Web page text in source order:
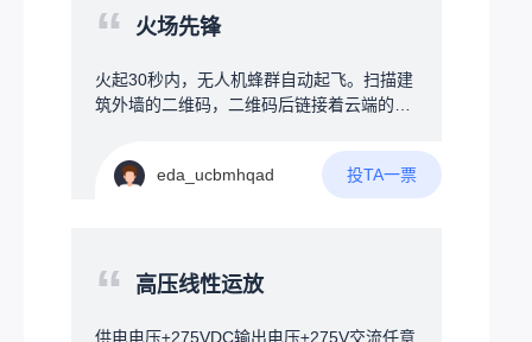
接标注货物在哪排哪层，不用扯着嗓子满仓
说：“帮我找一下墙上打孔的那种小黄螺
丝”，AI立刻匹配到正确物料，并在地图上标
实用的功能。顾客不知道名字？拿旧零件直
接对着屏幕摄像头拍照，系统自动识别图片
了自动弹提醒，语音喊一嗓子“还剩3个，该
补货了！”；智能盘点：手机扫码或拍照，系
“ 火场先锋
火起30秒内，无人机蜂群自动起飞。扫描建
筑外墙的二维码，二维码后链接着云端的建
在哪、房间分布、当前火点、人员手机定
位。用定向电磁波穿透建筑，将险情告知在
房间睡觉的人，厕所玩手机的人，一团乱哄
点：技术可行，但需跨越"运营商合作"和"消
个人都生气，运用了地震时强制接管你手机
eda_ucbmhqad 投TA一票
“ 高压线性运放
供电电压±275VDC输出电压±275V交流任意